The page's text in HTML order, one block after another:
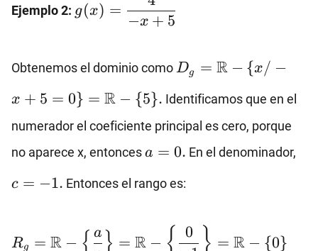
\{-2\}
Ejemplo 2: {-x+5}
g(x) =
−x + 5
Obtenemos el dominio como D_g=\mathbb{R}-\
{x/-
\{5\}.
Dg = R − {x/ −
x + 5 = 0} = R − {5}. Identificamos que en el
numerador el coeficiente principal es cero, porque
no aparece x, entonces a=0.
a = 0. En el denominador,
c = −1. Entonces el rango es:
R_g=\mathbb{R}-\left\
{\dfrac{a}
Rg = R − { a } = R −
0
= R − {0}